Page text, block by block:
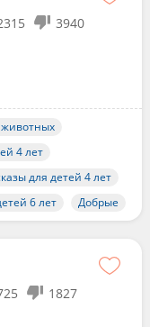
3940
животных
4 лет
для детей 4 лет
6 лет Добрые
1827